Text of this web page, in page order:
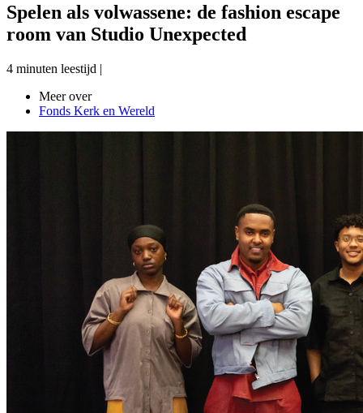
Spelen als volwassene: de fashion escape
room van Studio Unexpected
4 minuten leestijd |
Meer over
Fonds Kerk en Wereld